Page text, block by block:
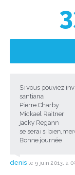
Si vous pouviez
santiana
Pierre Charby
Mickael Raitner
jacky Regann
se serai si
Bonne journée
denis le 9 juin 2013, à